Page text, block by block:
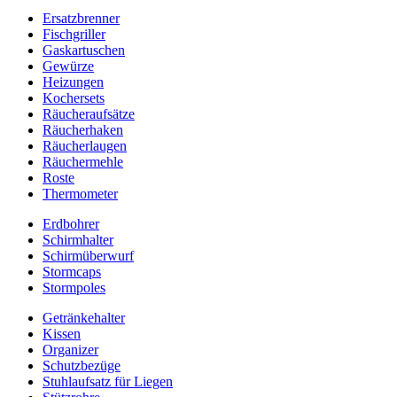
Ersatzbrenner
Fischgriller
Gaskartuschen
Gewürze
Heizungen
Kochersets
Räucheraufsätze
Räucherhaken
Räucherlaugen
Räuchermehle
Roste
Thermometer
Erdbohrer
Schirmhalter
Schirmüberwurf
Stormcaps
Stormpoles
Getränkehalter
Kissen
Organizer
Schutzbezüge
Stuhlaufsatz für Liegen